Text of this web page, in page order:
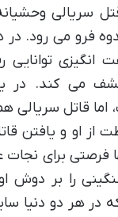
سریالی
فرو می رود.
انگیزی
می کند. در
اما قاتل سریالی
از او و یافتن
فرصتی برای
را بر دوش او
در هر دو دنیا